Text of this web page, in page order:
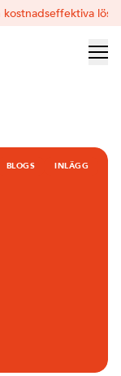
kostnadseffektiva
BLOGS INLÄGG